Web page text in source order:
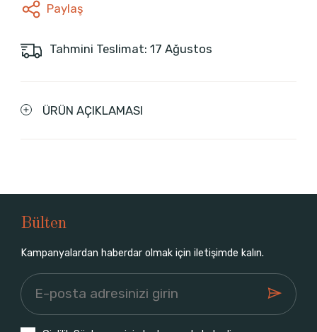
Paylaş
Tahmini Teslimat: 17 Ağustos
ÜRÜN AÇIKLAMASI
Bülten
Kampanyalardan haberdar olmak için iletişimde kalın.